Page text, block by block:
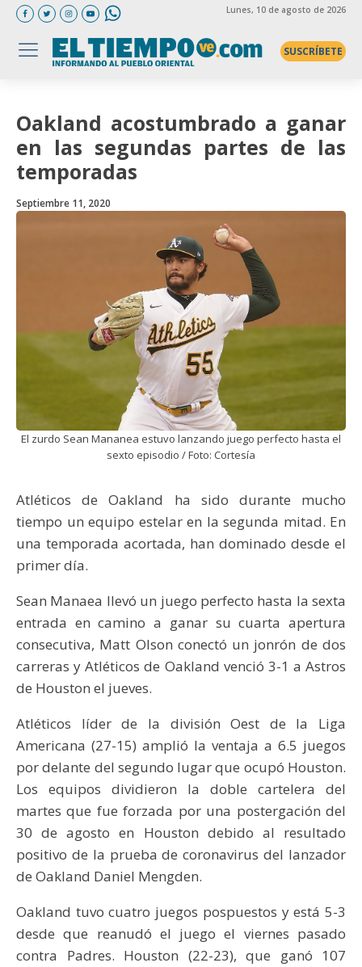
Lunes, 10 de agosto de 2026
SUSCRÍBETE
Oakland acostumbrado a ganar
en las segundas partes de las
temporadas
Septiembre 11, 2020
El zurdo Sean Mananea estuvo lanzando juego perfecto hasta el
sexto episodio / Foto: Cortesía
Atléticos de Oakland ha sido durante mucho
tiempo un equipo estelar en la segunda mitad. En
una temporada acortada, han dominado desde el
primer día.
Sean Manaea llevó un juego perfecto hasta la sexta
entrada en camino a ganar su cuarta apertura
consecutiva, Matt Olson conectó un jonrón de dos
carreras y Atléticos de Oakland venció 3-1 a Astros
de Houston el jueves.
Atléticos líder de la división Oest de la Liga
Americana (27-15) amplió la ventaja a 6.5 juegos
por delante del segundo lugar que ocupó Houston.
Los equipos dividieron la doble cartelera del
martes que fue forzada por una postergación del
30 de agosto en Houston debido al resultado
positivo de la prueba de coronavirus del lanzador
de Oakland Daniel Mengden.
Oakland tuvo cuatro juegos pospuestos y está 5-3
desde que reanudó el juego el viernes pasado
contra Padres. Houston (22-23), que ganó 107